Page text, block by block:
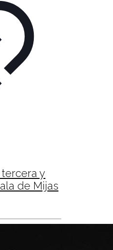
y
de Mijas